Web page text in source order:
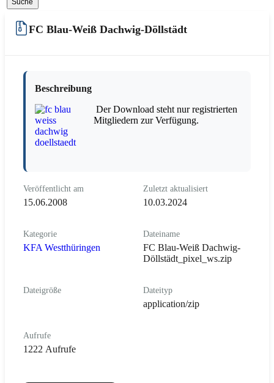
FC Blau-Weiß Dachwig-Döllstädt
Beschreibung
Der Download steht nur registrierten
Mitgliedern zur Verfügung.
Veröffentlicht am
15.06.2008
Zuletzt aktualisiert
10.03.2024
Kategorie
KFA Westthüringen
Dateiname
FC Blau-Weiß Dachwig-
Döllstädt_pixel_ws.zip
Dateigröße Dateityp
application/zip
Aufrufe
1222 Aufrufe